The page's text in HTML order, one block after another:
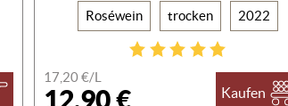
Roséwein trocken 2022
17,20 €/L
12,90 € Kaufen